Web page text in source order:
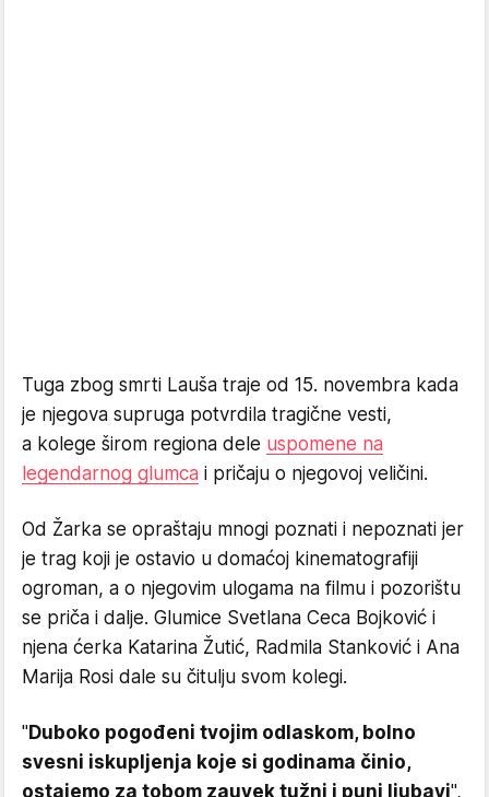
Tuga zbog smrti Lauša traje od 15. novembra kada
je njegova supruga potvrdila tragične vesti,
a kolege širom regiona dele uspomene na
legendarnog glumca i pričaju o njegovoj veličini.
Od Žarka se opraštaju mnogi poznati i nepoznati jer
je trag koji je ostavio u domaćoj kinematografiji
ogroman, a o njegovim ulogama na filmu i pozorištu
se priča i dalje. Glumice Svetlana Ceca Bojković i
njena ćerka Katarina Žutić, Radmila Stanković i Ana
Marija Rosi dale su čitulju svom kolegi.
"Duboko pogođeni tvojim odlaskom, bolno
svesni iskupljenja koje si godinama činio,
ostajemo za tobom zauvek tužni i puni ljubavi",